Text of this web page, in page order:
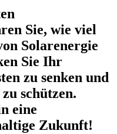
Sie, wie viel
Solarenergie
Sie Ihr
zu senken und
schützen.
eine
Zukunft!